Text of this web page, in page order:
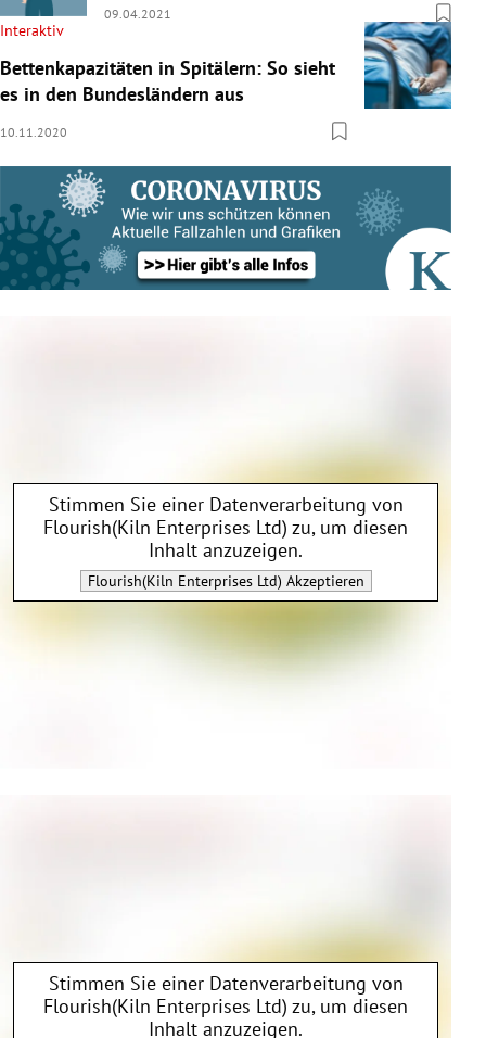
09.04.2021
Interaktiv
Bettenkapazitäten in Spitälern: So sieht
es in den Bundesländern aus
10.11.2020
Stimmen Sie einer Datenverarbeitung von
Flourish(Kiln Enterprises Ltd) zu, um diesen
Inhalt anzuzeigen.
Flourish(Kiln Enterprises Ltd) Akzeptieren
Stimmen Sie einer Datenverarbeitung von
Flourish(Kiln Enterprises Ltd) zu, um diesen
Inhalt anzuzeigen.